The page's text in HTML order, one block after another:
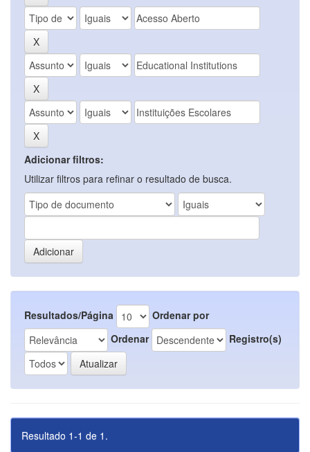
Adicionar filtros:
Utilizar filtros para refinar o resultado de busca.
Resultados/Página
Ordenar por
Ordenar
Registro(s)
Resultado 1-1 de 1.